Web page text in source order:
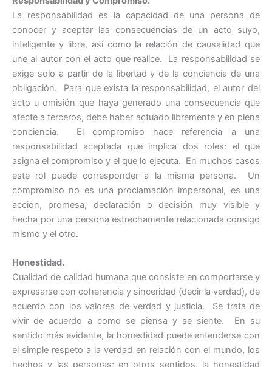
La responsabilidad es la capacidad de una persona de
conocer y aceptar las consecuencias de un acto suyo,
inteligente y libre, así como la relación de causalidad que
une al autor con el acto que realice. La responsabilidad se
exige solo a partir de la libertad y de la conciencia de una
obligación. Para que exista la responsabilidad, el autor del
acto u omisión que haya generado una consecuencia que
afecte a terceros, debe haber actuado libremente y en plena
conciencia. El compromiso hace referencia a una
responsabilidad aceptada que implica dos roles: el que
asigna el compromiso y el que lo ejecuta. En muchos casos
este rol puede corresponder a la misma persona. Un
compromiso no es una proclamación impersonal, es una
acción, promesa, declaración o decisión muy visible y
hecha por una persona estrechamente relacionada consigo
mismo y el otro.
Honestidad.
Cualidad de calidad humana que consiste en comportarse y
expresarse con coherencia y sinceridad (decir la verdad), de
acuerdo con los valores de verdad y justicia. Se trata de
vivir de acuerdo a como se piensa y se siente. En su
sentido más evidente, la honestidad puede entenderse con
el simple respeto a la verdad en relación con el mundo, los